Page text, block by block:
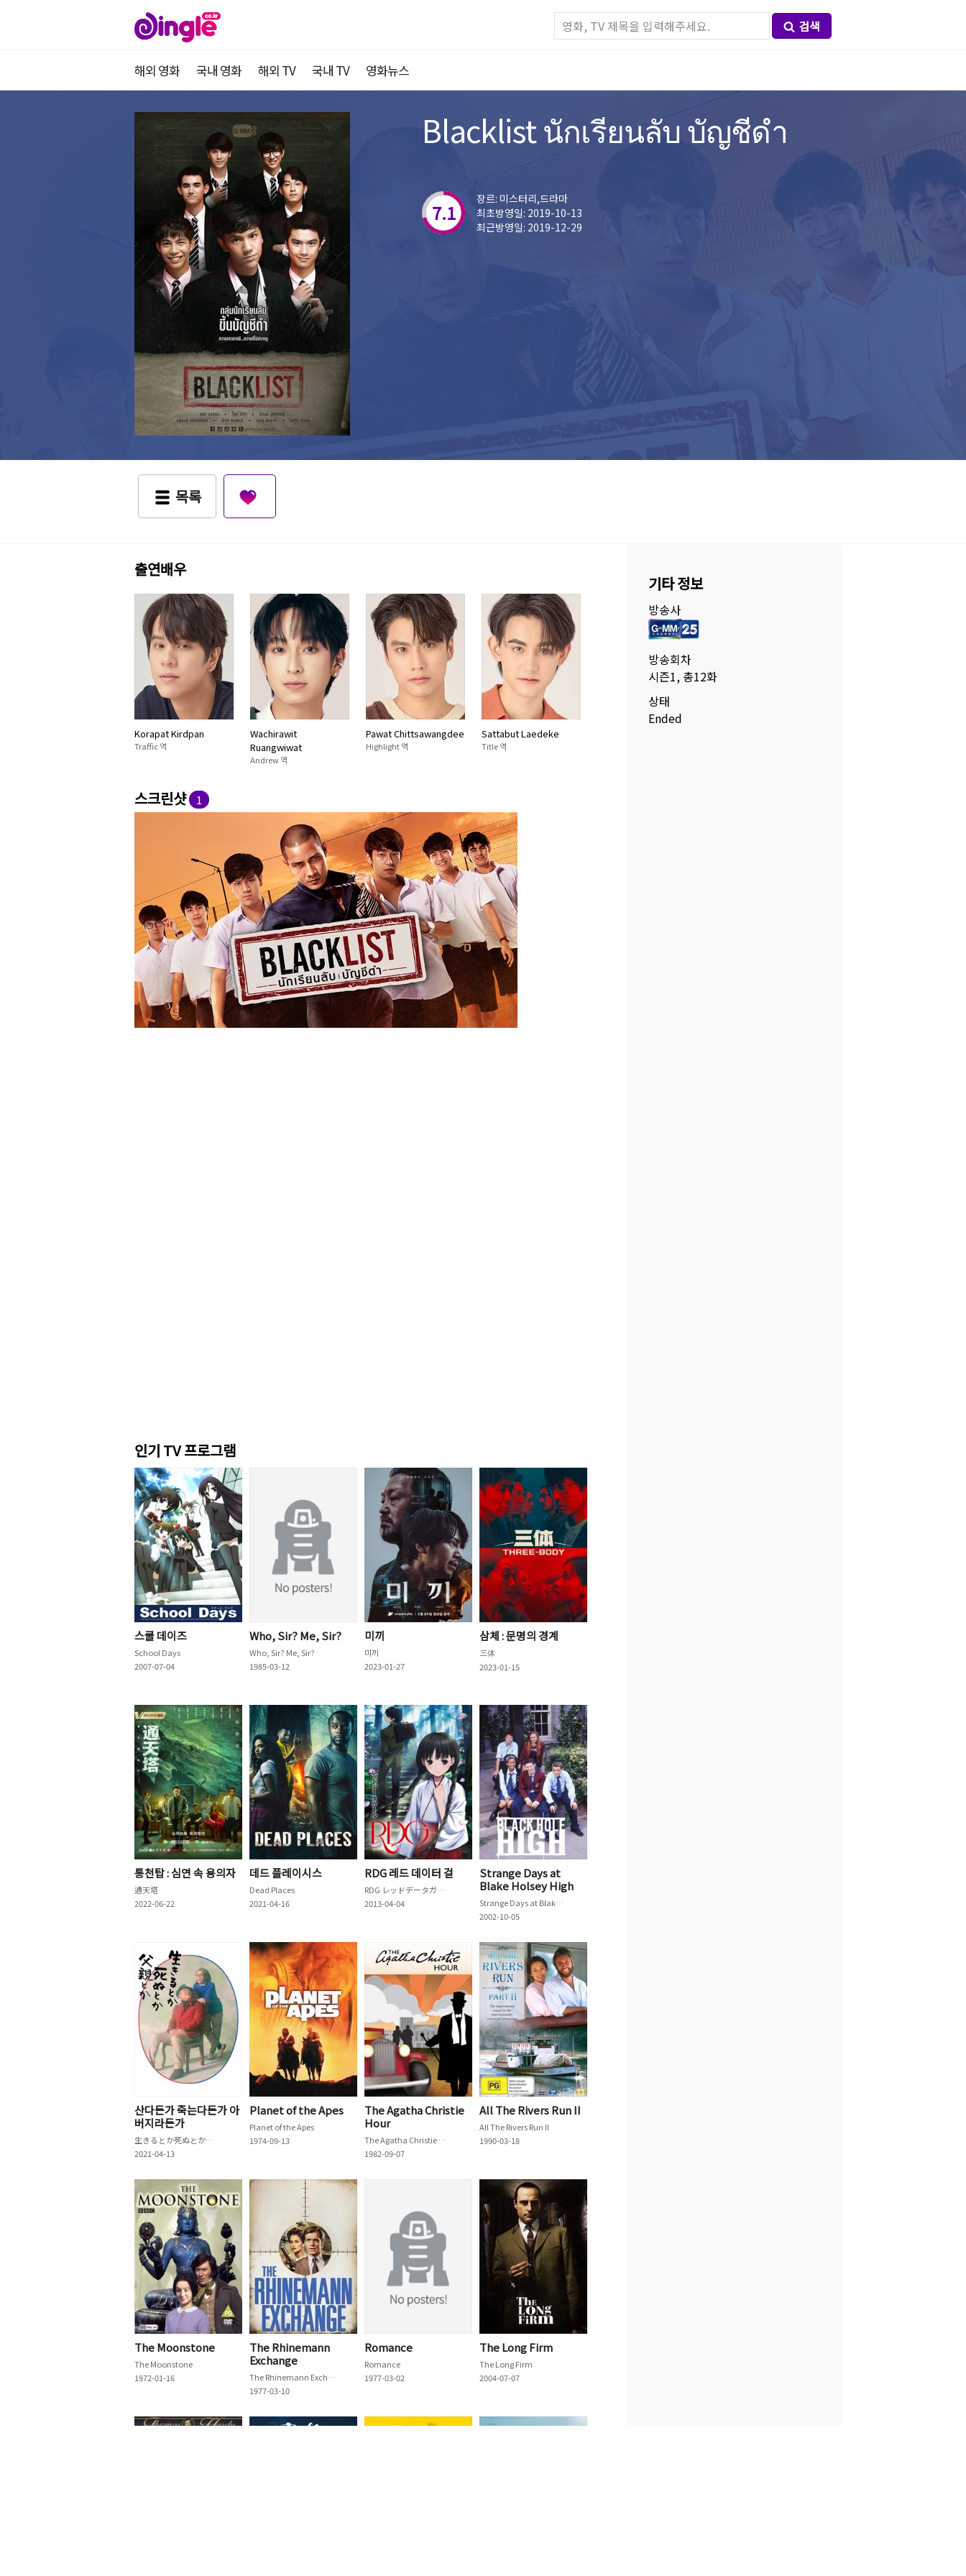
검색
해외 영화 국내 영화 해외 TV 국내 TV 영화뉴스
Blacklist นักเรียนลับ บัญชีดำ
7.1
장르: 미스터리,드라마
최초방영일: 2019-10-13
최근방영일: 2019-12-29
목록
출연배우
Korapat Kirdpan
Traffic 역
Wachirawit
Ruangwiwat
Andrew 역
Pawat Chittsawangdee
Highlight 역
Sattabut Laedeke
Title 역
스크린샷 1
인기 TV 프로그램
스쿨 데이즈
School Days
2007-07-04
Who, Sir? Me, Sir?
Who, Sir? Me, Sir?
1985-03-12
미끼
미끼
2023-01-27
삼체 : 문명의 경계
三体
2023-01-15
통천탑 : 심연 속 용의자
通天塔
2022-06-22
데드 플레이시스
Dead Places
2021-04-16
RDG 레드 데이터 걸
RDG レッドデータガール
2013-04-04
Strange Days at
Blake Holsey High
Strange Days at Blake Holsey High
2002-10-05
산다든가 죽는다든가 아
버지라든가
生きるとか死ぬとか父親とか
2021-04-13
Planet of the Apes
Planet of the Apes
1974-09-13
The Agatha Christie
Hour
The Agatha Christie Hour
1982-09-07
All The Rivers Run II
All The Rivers Run II
1990-03-18
The Moonstone
The Moonstone
1972-01-16
The Rhinemann
Exchange
The Rhinemann Exchange
1977-03-10
Romance
Romance
1977-03-02
The Long Firm
The Long Firm
2004-07-07
기타 정보
방송사
방송회차
시즌1, 총12화
상태
Ended